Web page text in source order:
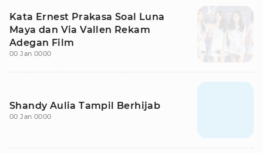
Kata Ernest Prakasa Soal Luna
Maya dan Via Vallen Rekam
Adegan Film
00 Jan 0000
Shandy Aulia Tampil Berhijab
00 Jan 0000